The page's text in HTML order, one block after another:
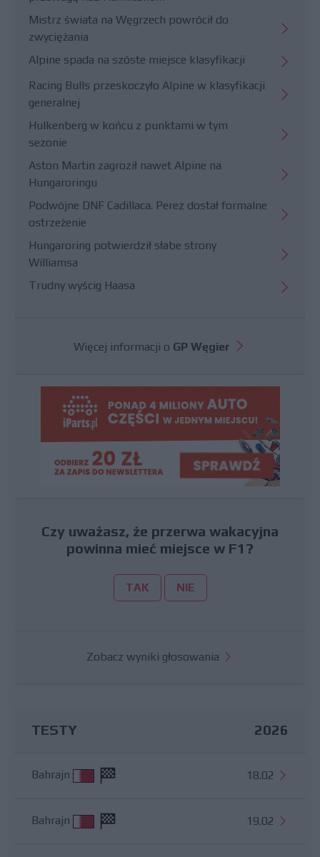
Mistrz świata na Węgrzech powrócił do
zwyciężania
Alpine spada na szóste miejsce klasyfikacji
Racing Bulls przeskoczyło Alpine w klasyfikacji
generalnej
Hulkenberg w końcu z punktami w tym
sezonie
Aston Martin zagroził nawet Alpine na
Hungaroringu
Podwójne DNF Cadillaca. Perez dostał formalne
ostrzeżenie
Hungaroring potwierdził słabe strony
Williamsa
Trudny wyścig Haasa
Więcej informacji o GP Węgier
Czy uważasz, że przerwa wakacyjna
powinna mieć miejsce w F1?
TAK NIE
Zobacz wyniki głosowania
TESTY 2026
Bahrajn 18.02
Bahrajn 19.02